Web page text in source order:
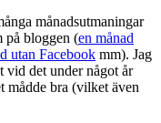
månadsutmaningar
på bloggen (en månad
utan Facebook mm). Jag
vid det under något år
mådde bra (vilket även